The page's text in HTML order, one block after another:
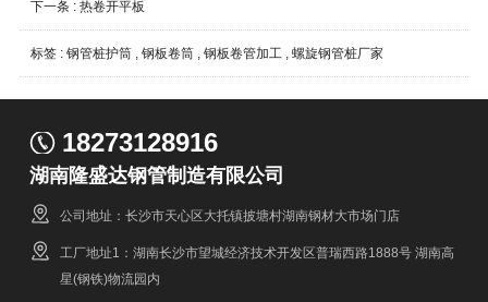
下一条 :热卷开平板
标签 :钢管桩护筒,钢板卷筒,钢板卷管加工,螺旋钢管桩厂家
18273128916
湖南隆盛达钢管制造有限公司
公司地址：长沙市天心区大托镇披塘村湖南钢材大市场门店
工厂地址1：湖南长沙市望城经济技术开发区普瑞西路1888号 湖南高
星(钢铁)物流园内